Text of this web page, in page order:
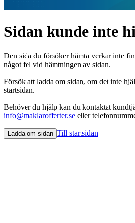
Sidan kunde inte
Den sida du försöker hämta verkar inte
något fel vid hämtningen av sidan.
Försök att ladda om sidan, om det inte
startsidan.
Behöver du hjälp kan du kontaktat
info@maklarofferter.se eller
Ladda om sidan Till startsidan